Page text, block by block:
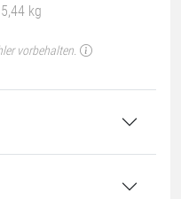
kg
vorbehalten.